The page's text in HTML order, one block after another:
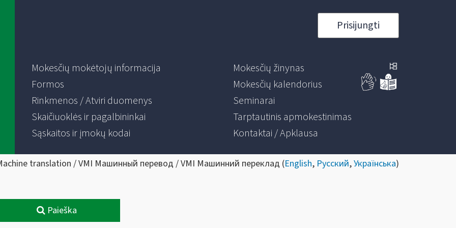
Prisijungti
Mokesčių mokėtojų informacija
Formos
Rinkmenos / Atviri duomenys
Skaičiuoklės ir pagalbininkai
Sąskaitos ir įmokų kodai
Mokesčių žinynas
Mokesčių kalendorius
Seminarai
Tarptautinis apmokestinimas
Kontaktai / Apklausa
translation / VMI Машинный перевод / VMI Машинний переклад (English, Русский,Українська)
Paieška